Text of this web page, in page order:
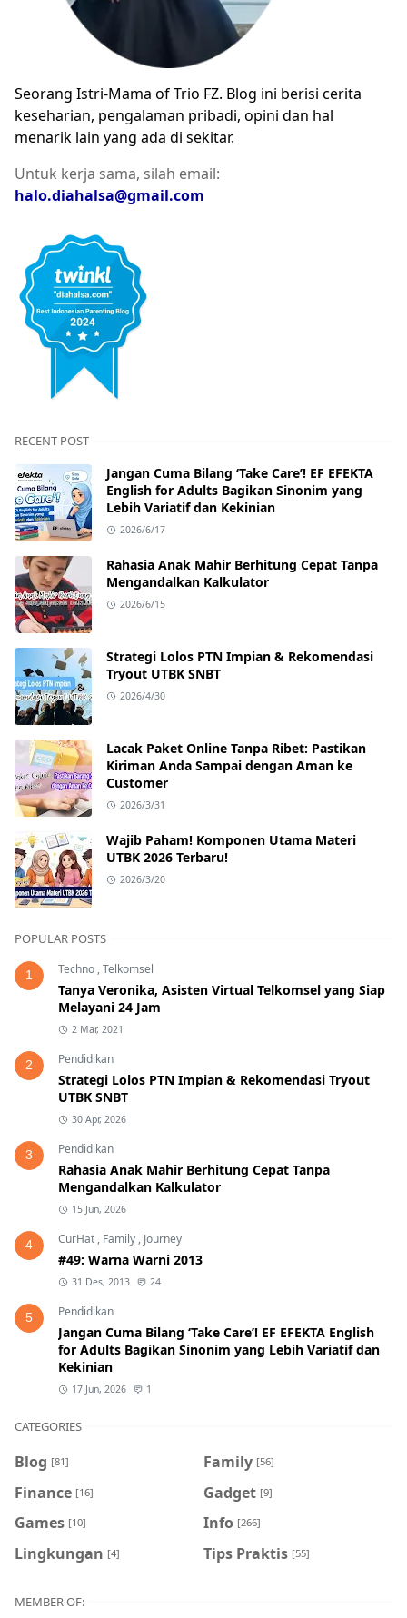
Seorang Istri-Mama of Trio FZ. Blog ini berisi cerita
keseharian, pengalaman pribadi, opini dan hal
menarik lain yang ada di sekitar.
Untuk kerja sama, silah email:
halo.diahalsa@gmail.com
RECENT POST
Jangan Cuma Bilang ‘Take Care’! EF EFEKTA
English for Adults Bagikan Sinonim yang
Lebih Variatif dan Kekinian
2026/6/17
Rahasia Anak Mahir Berhitung Cepat Tanpa
Mengandalkan Kalkulator
2026/6/15
Strategi Lolos PTN Impian & Rekomendasi
Tryout UTBK SNBT
2026/4/30
Lacak Paket Online Tanpa Ribet: Pastikan
Kiriman Anda Sampai dengan Aman ke
Customer
2026/3/31
Wajib Paham! Komponen Utama Materi
UTBK 2026 Terbaru!
2026/3/20
POPULAR POSTS
1 Techno ,Telkomsel
Tanya Veronika, Asisten Virtual Telkomsel yang Siap
Melayani 24 Jam
2 Mar, 2021
2 Pendidikan
Strategi Lolos PTN Impian & Rekomendasi Tryout
UTBK SNBT
30 Apr, 2026
3 Pendidikan
Rahasia Anak Mahir Berhitung Cepat Tanpa
Mengandalkan Kalkulator
15 Jun, 2026
4 CurHat , Family , Journey
#49: Warna Warni 2013
31 Des, 2013 24
5 Pendidikan
Jangan Cuma Bilang ‘Take Care’! EF EFEKTA English
for Adults Bagikan Sinonim yang Lebih Variatif dan
Kekinian
17 Jun, 2026 1
CATEGORIES
Blog [81] Family [56]
Finance [16] Gadget [9]
Games [10] Info [266]
Lingkungan [4] Tips Praktis [55]
MEMBER OF: